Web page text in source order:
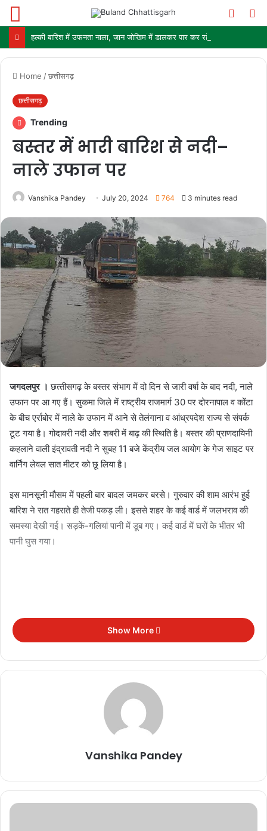
Switch
Home /छत्तीसगढ़
छत्तीसगढ़
Trending
बस्तर में भारी बारिश से नदी–
नाले उफान पर
Vanshika Pandey July 20, 2024 764 3 minutes read
जगदलपुर । छत्‍तीसगढ़ के बस्तर संभाग में दो दिन से जारी वर्षा के बाद नदी, नाले
उफान पर आ गए हैं। सुकमा जिले में राष्ट्रीय राजमार्ग 30 पर दोरनापाल व कोंटा
के बीच एर्राबोर में नाले के उफान में आने से तेलंगाना व आंध्रपदेश राज्य से संपर्क
टूट गया है। गोदावरी नदी और शबरी में बाढ़ की स्थिति है। बस्तर की प्राणदायिनी
कहलाने वाली इंद्रावती नदी ने सुबह 11 बजे केंद्रीय जल आयोग के गेज साइट पर
वार्निंग लेवल सात मीटर को छू लिया है।
इस मानसूनी मौसम में पहली बार बादल जमकर बरसे। गुरुवार की शाम आरंभ हुई
बारिश ने रात गहराते ही तेजी पकड़ ली। इससे शहर के कई वार्ड में जलभराव की
समस्या देखी गई। सड़कें-गलियां पानी में डूब गए। कई वार्ड में घरों के भीतर भी
पानी घुस गया।
तेज वर्षा ने एक ही रात में निगम की तैयारी, सफाई व्यवस्था, शहर में हो रहे
शहर में ऐसी स्थिति देखी गई है। शहर से बाहर निकलने वाले प्राकृतिक प्रवाह के
Show More
Vanshika Pandey